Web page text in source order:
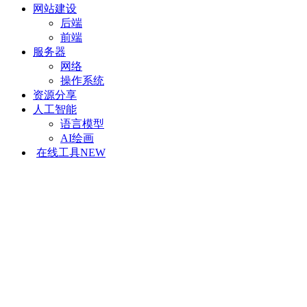
网站建设
后端
前端
服务器
网络
操作系统
资源分享
人工智能
语言模型
AI绘画
在线工具NEW